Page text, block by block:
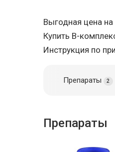
Выгодная цена
Купить В-
Инструкция по
Препараты 2
Препараты